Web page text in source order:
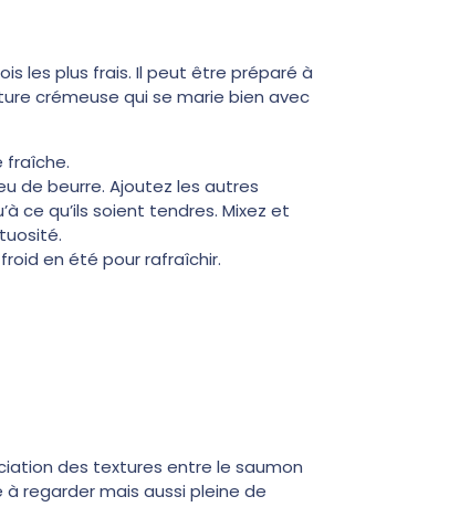
les plus frais. Il peut être préparé à
crémeuse qui se marie bien avec
fraîche.
de beurre. Ajoutez les autres
ce qu’ils soient tendres. Mixez et
en été pour rafraîchir.
des textures entre le saumon
regarder mais aussi pleine de